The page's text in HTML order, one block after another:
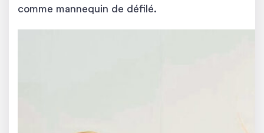
comme mannequin de défilé.